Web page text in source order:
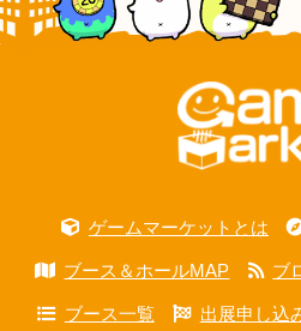
ゲームマーケットとは
ブース＆ホールMAP ブ
ブース一覧 出展申し込